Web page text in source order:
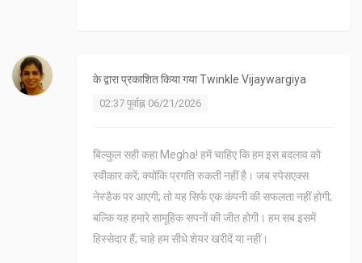
के द्वारा प्रकाशित किया गयाTwinkle Vijaywargiya
02:37 पूर्वाह्न 06/21/2026
बिल्कुल सही कहा Megha! हमें चाहिए कि हम इस बदलाव को
स्वीकार करें; क्योंकि प्रगति रुकती नहीं है। जब स्पेसएक्स
नेस्डैक पर आएगी; तो यह सिर्फ एक कंपनी की सफलता नहीं होगी;
बल्कि यह हमारे सामूहिक सपनों की जीत होगी। हम सब इसमें
हिस्सेदार हैं; चाहे हम सीधे शेयर खरीदें या नहीं।